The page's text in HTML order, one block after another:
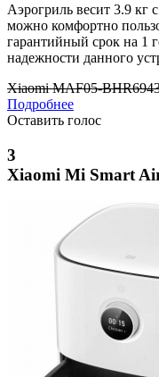
Аэрогриль весит 3.9 кг
можно комфортно
гарантийный срок на 1
надежности данного
Xiaomi MAF05-
Подробнее
Оставить голос
3
Xiaomi Mi Smart